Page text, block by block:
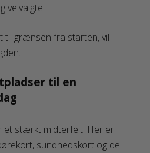
velvalgte.
til grænsen fra starten, vil
til en
et stærkt midterfelt. Her er
sundhedskort og de